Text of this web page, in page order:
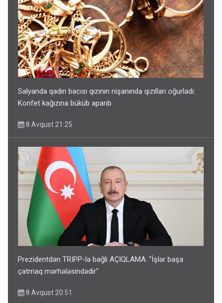
Salyanda qadın bacısı qızının nişanında qızılları oğurladı:
Konfet kağızına büküb aparıb
8 Avqust 21:25
Prezidentdən TRIPP-lə bağlı AÇIQLAMA: "İşlər başa
çatmaq mərhələsindədir"
8 Avqust 20:51